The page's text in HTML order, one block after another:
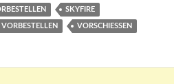
SKYFIRE
VORBESTELLEN VORSCHIESSEN